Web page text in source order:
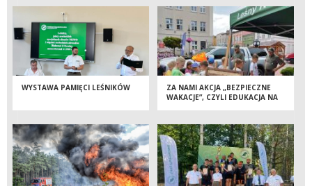
WYSTAWA PAMIĘCI LEŚNIKÓW
ZA NAMI AKCJA „BEZPIECZNE
WAKACJE”, CZYLI EDUKACJA NA